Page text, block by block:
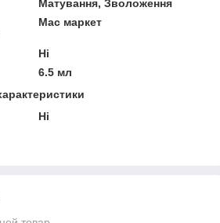
Матування, Зволоження
Мас маркет
Ні
6.5 мл
Ні